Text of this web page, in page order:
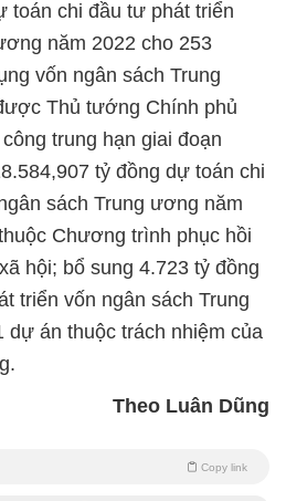
toán chi đầu tư phát triển
năm 2022 cho 253
vốn ngân sách Trung
Thủ tướng Chính phủ
trung hạn giai đoạn
tỷ đồng dự toán chi
sách Trung ương năm
Chương trình phục hồi
hội; bổ sung 4.723 tỷ đồng
triển vốn ngân sách Trung
dự án thuộc trách nhiệm của
Theo Luân Dũng
Copy link